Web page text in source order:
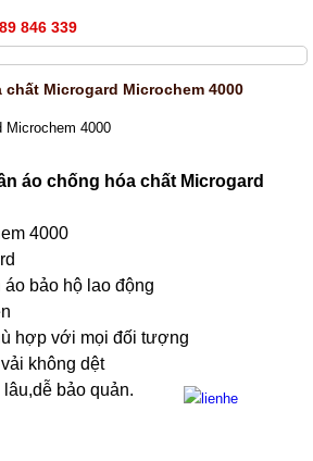
846 339
Microgard Microchem 4000
Microchem 4000
áo chống hóa chất Microgard
4000
áo bảo hộ lao động
hợp với mọi đối tượng
không dệt
bảo quản.